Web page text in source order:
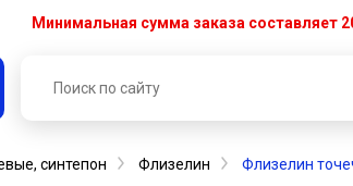
Минимальная сумма заказа составляет
синтепон Флизелин Флизелин